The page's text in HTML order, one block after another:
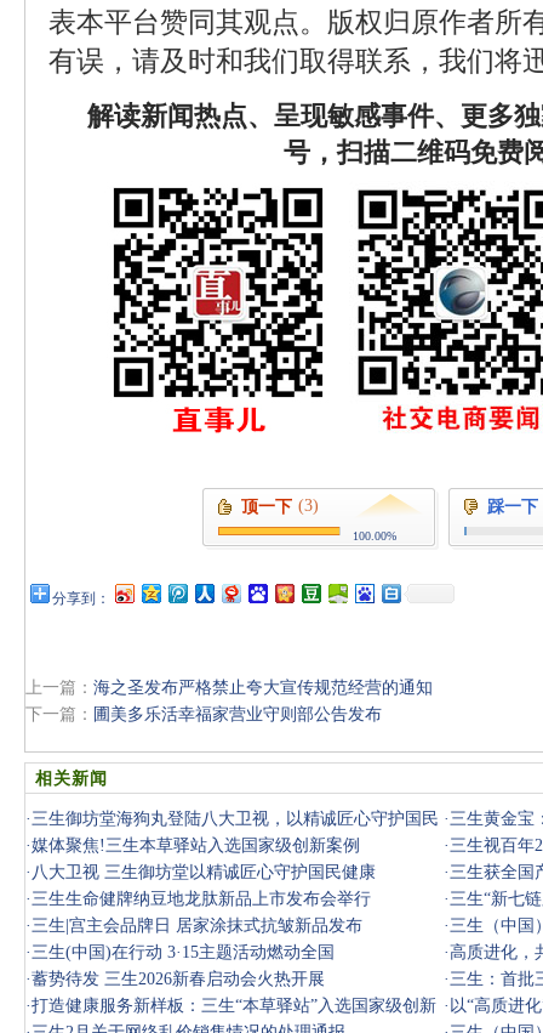
表本平台赞同其观点。版权归原作者所
有误，请及时和我们取得联系，我们将
解读新闻热点、呈现敏感事件、更多
号，扫描二维码免费
顶一下 (3)
100.00%
踩一下
分享到：
上一篇： 海之圣发布严格禁止夸大宣传规范经营的通知
下一篇： 圃美多乐活幸福家营业守则部公告发布
相关新闻
·三生御坊堂海狗丸登陆八大卫视，以精诚匠心守护国民
健康
·三生黄金宝
·媒体聚焦!三生本草驿站入选国家级创新案例 ·三生视百年
· 八大卫视 三生御坊堂以精诚匠心守护国民健康 ·三生获全国
·三生生命健牌纳豆地龙肽新品上市发布会举行 ·三生“新七
·三生|宫主会品牌日 居家涂抹式抗皱新品发布 ·三生（中国
·三生(中国)在行动 3·15主题活动燃动全国 ·高质进化，
健康消
·蓄势待发 三生2026新春启动会火热开展 ·三生：首批
·打造健康服务新样板：三生“本草驿站”入选国家级创新 · 以“高质进